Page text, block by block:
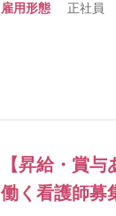
雇用形態 正社員
【昇給・賞
働く看護師募